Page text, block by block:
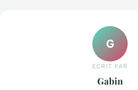
G
ECRIT PAR
Gabin